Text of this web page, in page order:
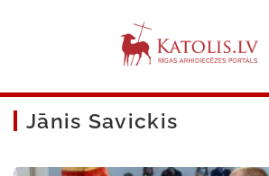
Jānis Savickis